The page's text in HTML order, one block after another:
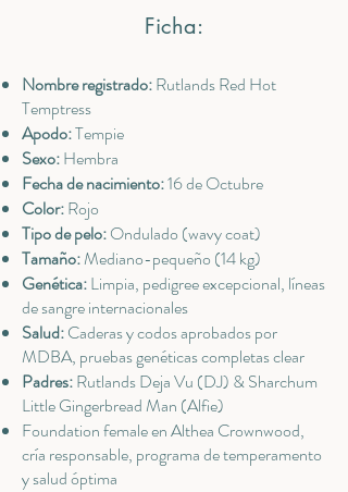
Ficha:
Nombre registrado:Rutlands Red Hot
Temptress
Apodo:Tempie
Sexo:Hembra
Fecha de nacimiento:16 de Octubre
Color:Rojo
Tipo de pelo:Ondulado (wavy coat)
Tamaño:Mediano-pequeño (14 kg)
Genética:Limpia, pedigree excepcional, líneas
de sangre internacionales
Salud:Caderas y codos aprobados por
MDBA, pruebas genéticas completas clear
Padres:Rutlands Deja Vu (DJ) & Sharchum
Little Gingerbread Man (Alfie)
Foundation female en Althea Crownwood,
cría responsable, programa de temperamento
y salud óptima